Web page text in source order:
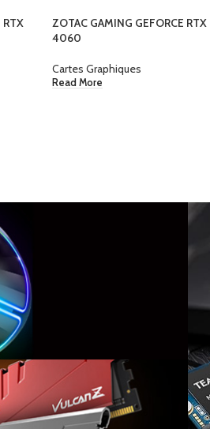
RTX
ZOTAC GAMING GEFORCE RTX
4060
Cartes Graphiques
Read More